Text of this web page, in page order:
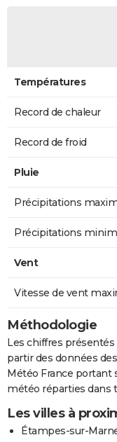
Températures
Record de chaleur
Record de froid
Pluie
Précipitations
Précipitations
Vent
Vitesse de vent
Méthodologie
Les chiffres
partir des données
Météo France portant
météo réparties dans
Les villes à
Étampes-sur-